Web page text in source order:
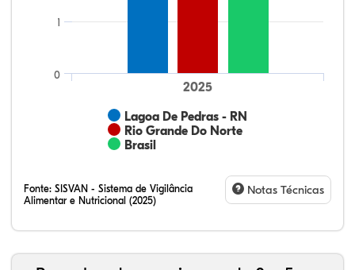
Lagoa De Pedras - RN
Rio Grande Do Norte
Brasil
2025
0
1
Fonte: SISVAN - Sistema de Vigilância
Alimentar e Nutricional (2025)
Notas Técnicas